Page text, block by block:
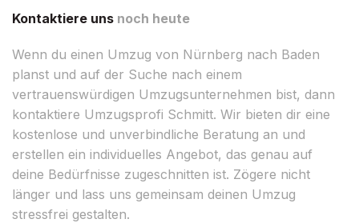
Kontaktiere uns noch heute
Wenn du einen Umzug von Nürnberg nach Baden
planst und auf der Suche nach einem
vertrauenswürdigen Umzugsunternehmen bist, dann
kontaktiere Umzugsprofi Schmitt. Wir bieten dir eine
kostenlose und unverbindliche Beratung an und
erstellen ein individuelles Angebot, das genau auf
deine Bedürfnisse zugeschnitten ist. Zögere nicht
länger und lass uns gemeinsam deinen Umzug
stressfrei gestalten.